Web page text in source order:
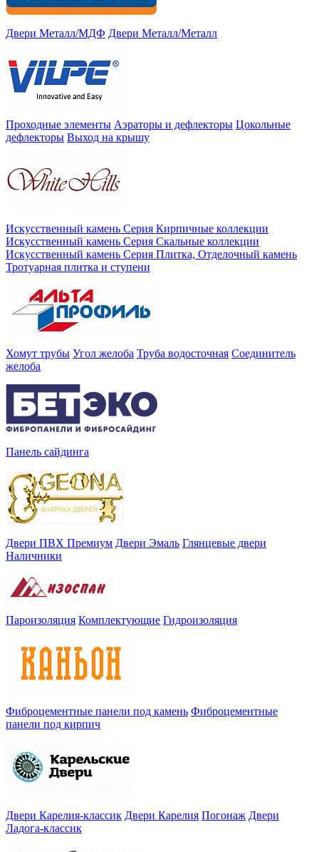
Двери Металл/МДФ Двери Металл/Металл
Проходные элементы Аэраторы и дефлекторы Цокольные
дефлекторы Выход на крышу
Искусственный камень Серия Кирпичные коллекции
Искусственный камень Серия Скальные коллекции
Искусственный камень Серия Плитка, Отделочный камень
Тротуарная плитка и ступени
Хомут трубы Угол желоба Труба водосточная Соединитель
желоба
Панель сайдинга
Двери ПВХ Премиум Двери Эмаль Глянцевые двери
Наличники
Пароизоляция Комплектующие Гидроизоляция
Фиброцементные панели под камень Фиброцементные
панели под кирпич
Двери Карелия-классик Двери Карелия Погонаж Двери
Ладога-классик